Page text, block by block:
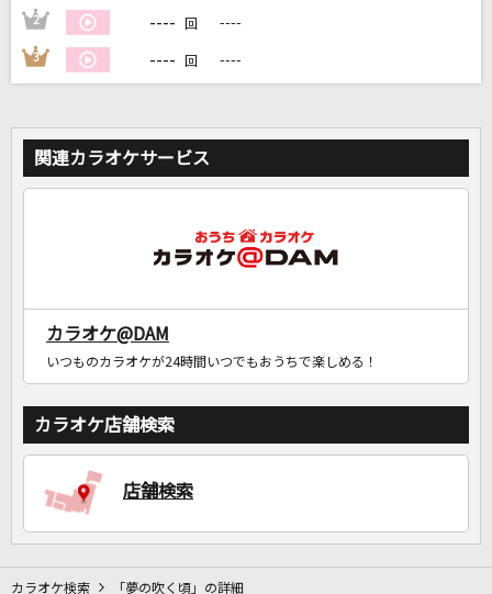
2 ---- 回 ----
3 ---- 回 ----
関連カラオケサービス
カラオケ@DAM
いつものカラオケが24時間いつでもおうちで楽しめる！
カラオケ店舗検索
店舗検索
カラオケ検索 「夢の吹く頃」の詳細